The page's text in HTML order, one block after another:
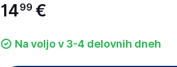
1499 €
Na voljo v 3-4 delovnih dneh